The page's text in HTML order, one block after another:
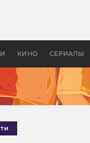
КИНО СЕРИАЛЫ